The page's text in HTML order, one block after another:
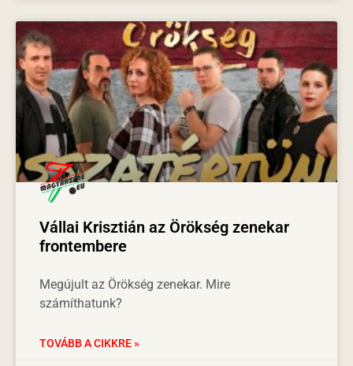
Vállai Krisztián az Örökség zenekar
frontembere
Megújult az Örökség zenekar. Mire
számíthatunk?
TOVÁBB A CIKKRE »